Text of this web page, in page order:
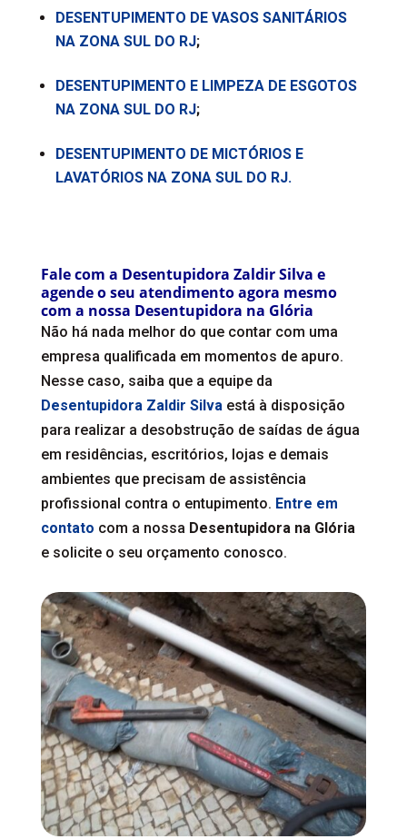
DESENTUPIMENTO DE VASOS SANITÁRIOS
NA ZONA SUL DO RJ;
DESENTUPIMENTO E LIMPEZA DE ESGOTOS
NA ZONA SUL DO RJ;
DESENTUPIMENTO DE MICTÓRIOS E
LAVATÓRIOS NA ZONA SUL DO RJ.
Fale com a Desentupidora Zaldir Silva e
agende o seu atendimento agora mesmo
com a nossa Desentupidora na Glória
Não há nada melhor do que contar com uma
empresa qualificada em momentos de apuro.
Nesse caso, saiba que a equipe da
Desentupidora Zaldir Silvaestá à disposição
para realizar a desobstrução de saídas de água
em residências, escritórios, lojas e demais
ambientes que precisam de assistência
profissional contra o entupimento. Entre em
contato com a nossa Desentupidora na Glória
e solicite o seu orçamento conosco.